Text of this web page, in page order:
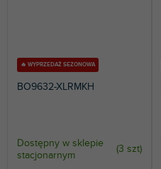
🔥 WYPRZEDAŻ SEZONOWA
BO9632-XLRMKH
Dostępny w sklepie
stacjonarnym
(3 szt)